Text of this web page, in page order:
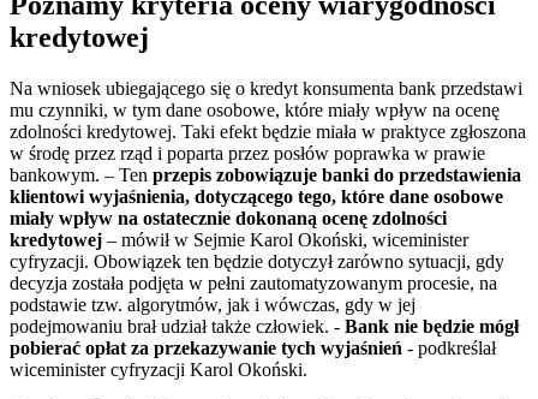
kredytowej
Na wniosek ubiegającego się o kredyt konsumenta bank przedstawi
mu czynniki, w tym dane osobowe, które miały wpływ na ocenę
zdolności kredytowej. Taki efekt będzie miała w praktyce zgłoszona
w środę przez rząd i poparta przez posłów poprawka w prawie
bankowym. – Ten przepis zobowiązuje banki do przedstawienia
klientowi wyjaśnienia, dotyczącego tego, które dane osobowe
miały wpływ na ostatecznie dokonaną ocenę zdolności
kredytowej – mówił w Sejmie Karol Okoński, wiceminister
cyfryzacji. Obowiązek ten będzie dotyczył zarówno sytuacji, gdy
decyzja została podjęta w pełni zautomatyzowanym procesie, na
podstawie tzw. algorytmów, jak i wówczas, gdy w jej
podejmowaniu brał udział także człowiek. - Bank nie będzie mógł
pobierać opłat za przekazywanie tych wyjaśnień - podkreślał
wiceminister cyfryzacji Karol Okoński.